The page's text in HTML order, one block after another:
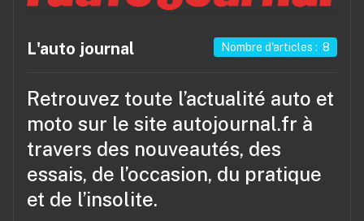
L'auto journal Nombre d'articles : 8
Retrouvez toute l’actualité auto et
moto sur le site autojournal.fr à
travers des nouveautés, des
essais, de l’occasion, du pratique
et de l’insolite.